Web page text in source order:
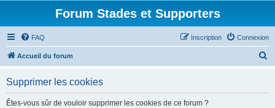
Forum Stades et Supporters
FAQ Connexion
Inscription
Accueil du forum
Supprimer les cookies
Êtes-vous sûr de vouloir supprimer les cookies de ce forum ?